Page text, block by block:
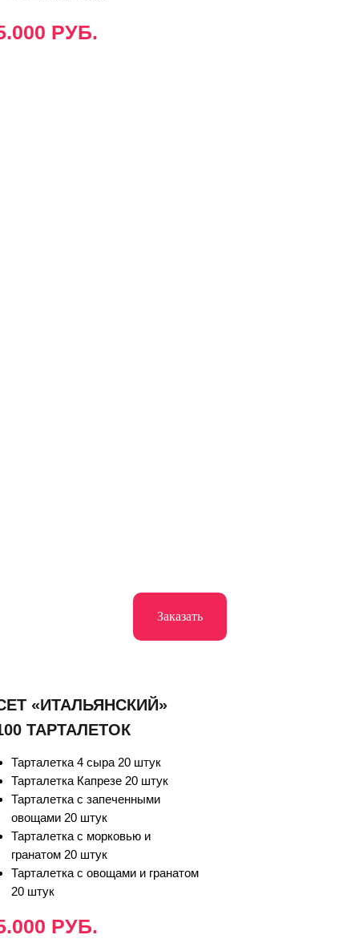
РУБ.
Заказать
«ИТАЛЬЯНСКИЙ»
ТАРТАЛЕТОК
Тарталетка 4 сыра 20 штук
Тарталетка Капрезе 20 штук
Тарталетка с запеченными
овощами 20 штук
Тарталетка с морковью и
гранатом 20 штук
Тарталетка с овощами и гранатом
20 штук
РУБ.